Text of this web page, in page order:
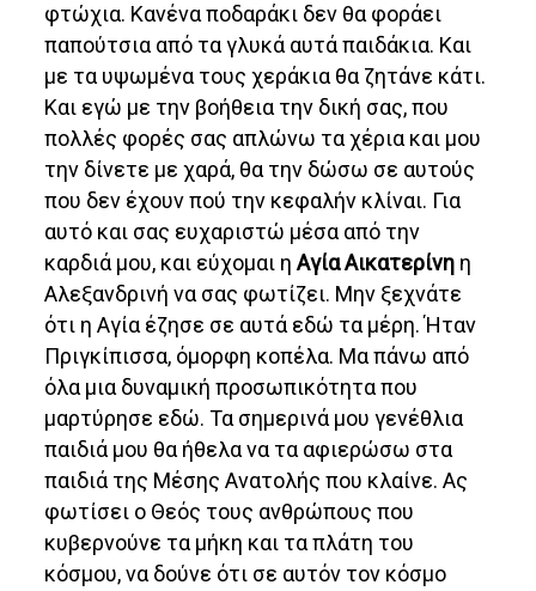
φτώχια. Κανένα ποδαράκι δεν θα φοράει
παπούτσια από τα γλυκά αυτά παιδάκια. Και
με τα υψωμένα τους χεράκια θα ζητάνε κάτι.
Και εγώ με την βοήθεια την δική σας, που
πολλές φορές σας απλώνω τα χέρια και μου
την δίνετε με χαρά, θα την δώσω σε αυτούς
που δεν έχουν πού την κεφαλήν κλίναι. Για
αυτό και σας ευχαριστώ μέσα από την
καρδιά μου, και εύχομαι ηΑγία Αικατερίνη η
Αλεξανδρινή να σας φωτίζει. Μην ξεχνάτε
ότι η Αγία έζησε σε αυτά εδώ τα μέρη. Ήταν
Πριγκίπισσα, όμορφη κοπέλα. Μα πάνω από
όλα μια δυναμική προσωπικότητα που
μαρτύρησε εδώ. Τα σημερινά μου γενέθλια
παιδιά μου θα ήθελα να τα αφιερώσω στα
παιδιά της Μέσης Ανατολής που κλαίνε. Ας
φωτίσει ο Θεός τους ανθρώπους που
κυβερνούνε τα μήκη και τα πλάτη του
κόσμου, να δούνε ότι σε αυτόν τον κόσμο